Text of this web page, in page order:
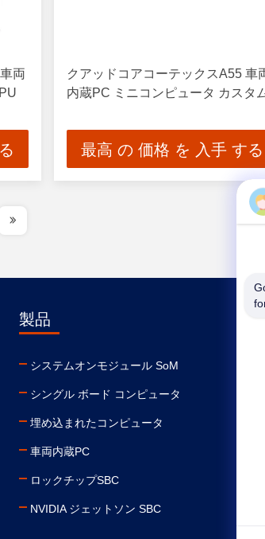
両
クアッドコアコーテックスA55 車
内蔵PC ミニコンピュータ カスタ
最高 の 価格 を 入手 する
製品
システムオンモジュール SoM
シングル ボード コンピュータ
埋め込まれたコンピュータ
車両内蔵PC
ロックチップSBC
NVIDIA ジェットソン SBC